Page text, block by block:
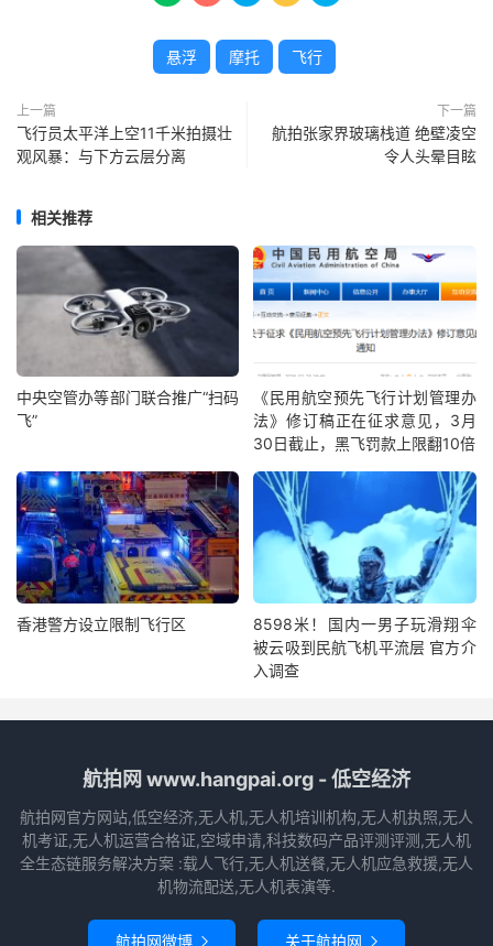
悬浮 摩托 飞行
上一篇
飞行员太平洋上空11千米拍摄壮
观风暴：与下方云层分离
下一篇
航拍张家界玻璃栈道 绝壁凌空
令人头晕目眩
相关推荐
中央空管办等部门联合推广“扫码
飞”
《民用航空预先飞行计划管理办
法》修订稿正在征求意见，3月
30日截止，黑飞罚款上限翻10倍
香港警方设立限制飞行区
8598米！国内一男子玩滑翔伞
被云吸到民航飞机平流层 官方介
入调查
航拍网 www.hangpai.org - 低空经济
航拍网官方网站,低空经济,无人机,无人机培训机构,无人机执照,无人
机考证,无人机运营合格证,空域申请,科技数码产品评测评测,无人机
全生态链服务解决方案 :载人飞行,无人机送餐,无人机应急救援,无人
机物流配送,无人机表演等.
航拍网微博  关于航拍网 